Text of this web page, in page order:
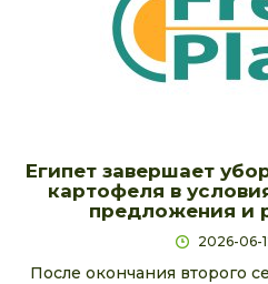
Египет завершает
картофеля в
предложения и
2026-06-
После окончания второго